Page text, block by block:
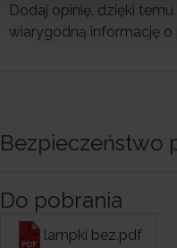
Dodaj opinię, dzięki
wiarygodną informację o
Bezpieczeństwo
Do pobrania
lampki bez.pdf